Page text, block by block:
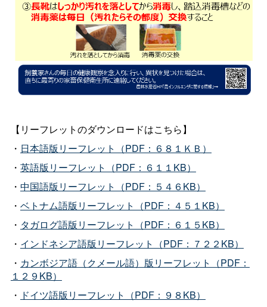
【リーフレットのダウンロードはこちら】
・ 日本語版リーフレット（PDF：６８１ＫＢ）
・ 英語版リーフレット（PDF：６１１KB）
・ 中国語版リーフレット（PDF：５４６KB）
・ ベトナム語版リーフレット（PDF：４５１KB）
・ タガログ語版リーフレット（PDF：６１５KB）
・ インドネシア語版リーフレット（PDF：７２２KB）
・ カンボジア語（クメール語）版リーフレット（PDF：
１２９KB）
・ ドイツ語版リーフレット（PDF：９８KB）